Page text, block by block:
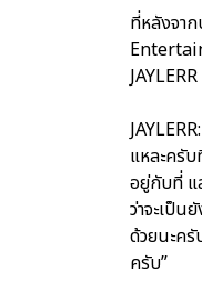
ที่หลังจา
แหละครั
อยู่กับที่ แ
ว่าจะเป็
ด้วยนะครั
ครับ”